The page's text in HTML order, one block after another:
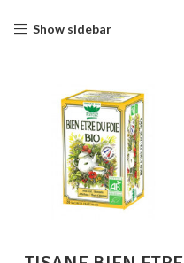
Show sidebar